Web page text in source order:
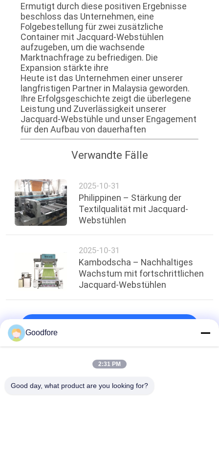
Ermutigt durch diese positiven Ergebnisse
beschloss das Unternehmen, eine
Folgebestellung für zwei zusätzliche
Container mit Jacquard-Webstühlen
aufzugeben, um die wachsende
Marktnachfrage zu befriedigen. Die
Expansion stärkte ihre
Heute ist das Unternehmen einer unserer
langfristigen Partner in Malaysia geworden.
Ihre Erfolgsgeschichte zeigt die überlegene
Leistung und Zuverlässigkeit unserer
Jacquard-Webstühle und unser Engagement
für den Aufbau von dauerhaften
Verwandte Fälle
2025-10-31
Philippinen – Stärkung der
Textilqualität mit Jacquard-
Webstühlen
2025-10-31
Kambodscha – Nachhaltiges
Wachstum mit fortschrittlichen
Jacquard-Webstühlen
Beliebte Kategorien
Goodfore
2:31 PM
Good day, what product are you looking for?